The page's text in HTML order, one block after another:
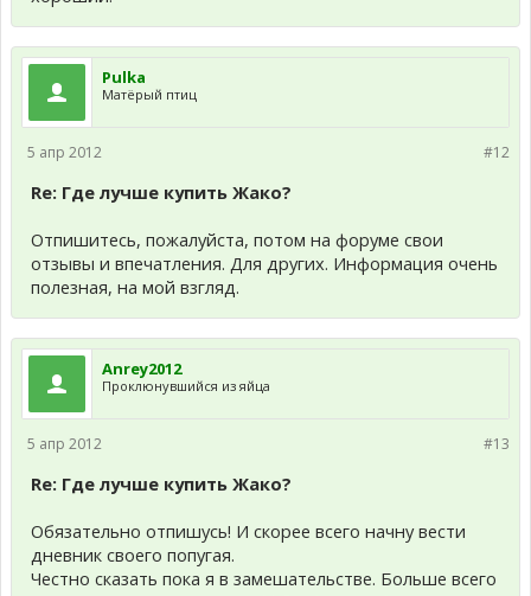
Pulka
Матёрый птиц
#12
5 апр 2012
Re: Где лучше купить Жако?
Отпишитесь, пожалуйста, потом на форуме свои
отзывы и впечатления. Для других. Информация очень
полезная, на мой взгляд.
Anrey2012
Проклюнувшийся из яйца
#13
5 апр 2012
Re: Где лучше купить Жако?
Обязательно отпишусь! И скорее всего начну вести
дневник своего попугая.
Честно сказать пока я в замешательстве. Больше всего